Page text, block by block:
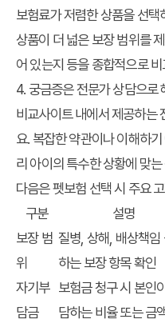
보험료가 저렴한 상품을 선
상품이 더 넓은 보장 범위를
어 있는지 등을 종합적으로
4. 궁금증은 전문가 상담으로
비교사이트 내에서 제공하는
요. 복잡한 약관이나 이해하
리 아이의 특수한 상황에 맞
다음은 펫보험 선택 시 주요
구분
설명
보장 범
위
질병, 상해, 배상책임
하는 보장 항목 확인
자기부
담금
보험금 청구 시 본인
담하는 비율 또는 금